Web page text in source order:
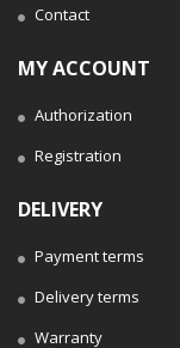
Contact
MY ACCOUNT
Authorization
Registration
DELIVERY
Payment terms
Delivery terms
Warranty